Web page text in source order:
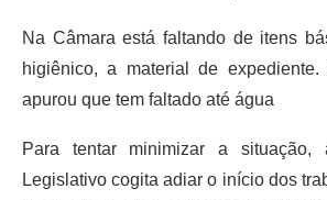
Na Câmara está faltando de itens
higiênico, a material de
apurou que tem faltado até água
Para tentar minimizar a situação,
Legislativo cogita adiar o início dos